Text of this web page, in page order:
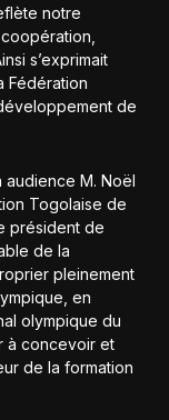
notre
s’exprimait
Fédération
de
M. Noël
Togolaise de
président de
de la
pleinement
en
olympique du
à concevoir et
de la formation